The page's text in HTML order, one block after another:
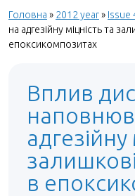
Головна » 2012 year» Issue
на адгезійну міцність та
епоксикомпозитах
Вплив
адгезійну
в